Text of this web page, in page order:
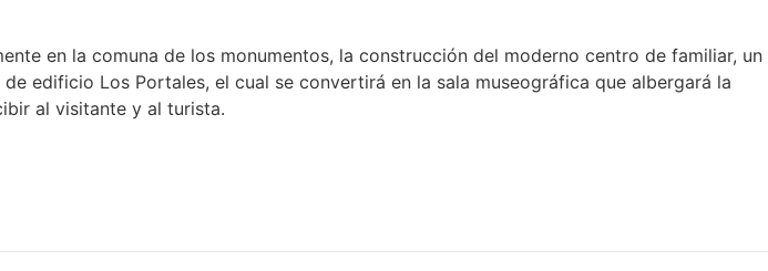
en la comuna de los monumentos, la construcción del moderno centro de familiar, un
edificio Los Portales, el cual se convertirá en la sala museográfica que albergará la
al visitante y al turista.